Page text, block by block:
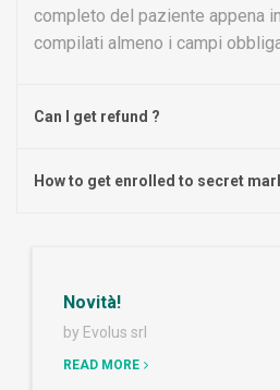
completo del paziente appena
compilati almeno i campi
Can I get refund ?
How to get enrolled to secret
Novità!
by Evolus srl
READ MORE